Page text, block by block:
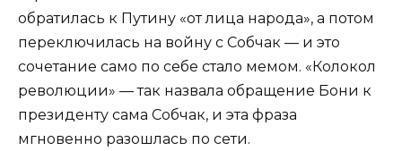
обратилась к Путину «от лица народа», а потом
переключилась на войну с Собчак — и это
сочетание само по себе стало мемом. «Колокол
революции» — так назвала обращение Бони к
президенту сама Собчак, и эта фраза
мгновенно разошлась по сети.